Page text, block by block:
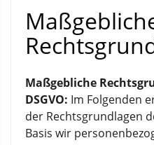
Maßgebliche
DSGVO: Im Folgenden
der Rechtsgrundlagen
Basis wir